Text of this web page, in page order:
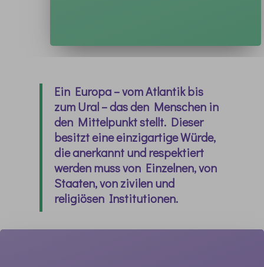
Ein Europa – vom Atlantik bis
zum Ural – das den Menschen in
den Mittelpunkt stellt. Dieser
besitzt eine einzigartige Würde,
die anerkannt und respektiert
werden muss von Einzelnen, von
Staaten, von zivilen und
religiösen Institutionen.